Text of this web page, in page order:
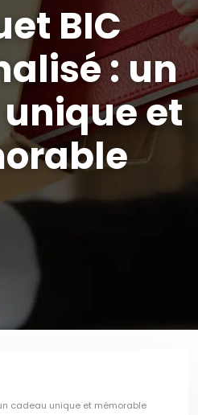
BIC
: un
et
cadeau unique et mémorable